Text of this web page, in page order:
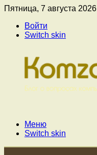
Пятница, 7 августа 2026
Войти
Switch skin
Меню
Switch skin